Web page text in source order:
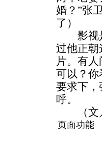
婚？”张
了）
影视是
过他正朝
片。有
可以？你
要求下，
呼。
（文／
页面功能